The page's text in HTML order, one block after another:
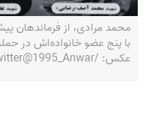
محمد مرادی، از فرماندهان
با پنج عضو خانواده‌اش در
عکس: /twitter@1995_Anwar